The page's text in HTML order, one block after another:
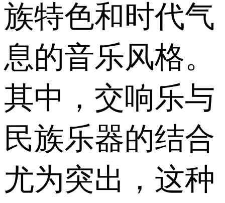
族特色和时代气
息的音乐风格。
其中，交响乐与
民族乐器的结合
尤为突出，这种